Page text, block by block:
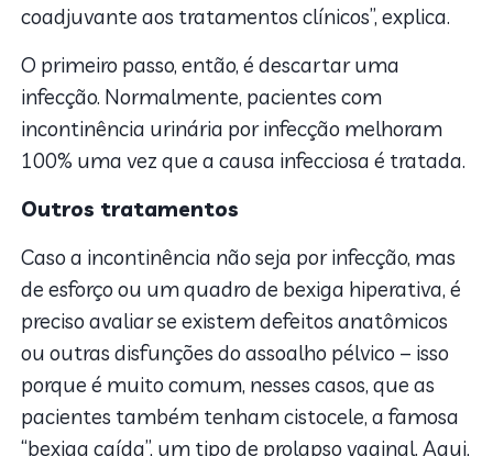
coadjuvante aos tratamentos clínicos”, explica.
O primeiro passo, então, é descartar uma
infecção. Normalmente, pacientes com
incontinência urinária por infecção melhoram
100% uma vez que a causa infecciosa é tratada.
Outros tratamentos
Caso a incontinência não seja por infecção, mas
de esforço ou um quadro de bexiga hiperativa, é
preciso avaliar se existem defeitos anatômicos
ou outras disfunções do assoalho pélvico – isso
porque é muito comum, nesses casos, que as
pacientes também tenham cistocele, a famosa
“bexiga caída”, um tipo de prolapso vaginal. Aqui,